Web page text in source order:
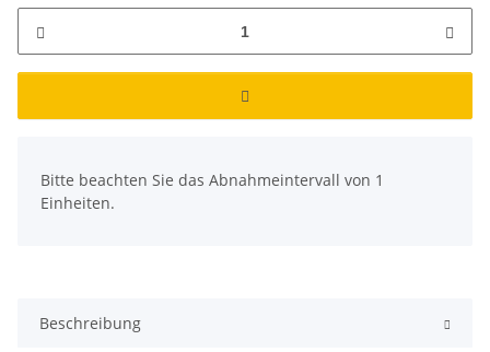
Bitte beachten Sie das Abnahmeintervall von 1
Einheiten.
Beschreibung